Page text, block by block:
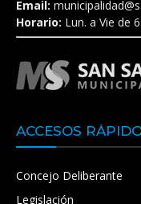
Email:
Horario: Lun. a Vie de
ACCESOS
Concejo Deliberante
Legislación